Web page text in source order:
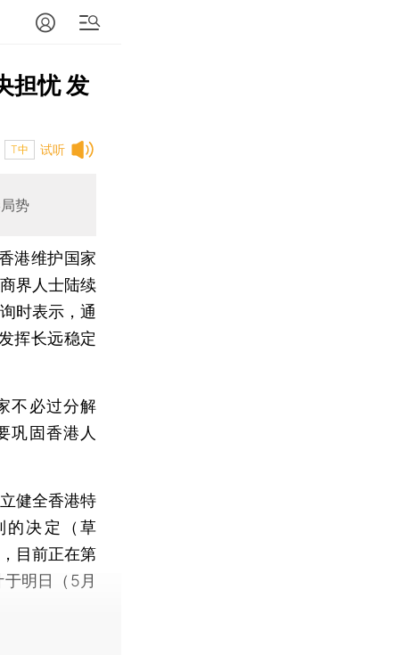
担忧 发
试听
T中
势
港维护国家
界人士陆续
时表示，通
挥长远稳定
不必过分解
巩固香港人
健全香港特
的决定（草
目前正在第
明日（5月